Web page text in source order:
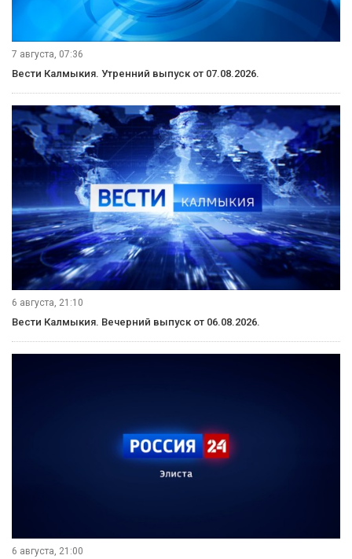
7 августа, 07:36
Вести Калмыкия. Утренний выпуск от 07.08.2026.
6 августа, 21:10
Вести Калмыкия. Вечерний выпуск от 06.08.2026.
6 августа, 21:00